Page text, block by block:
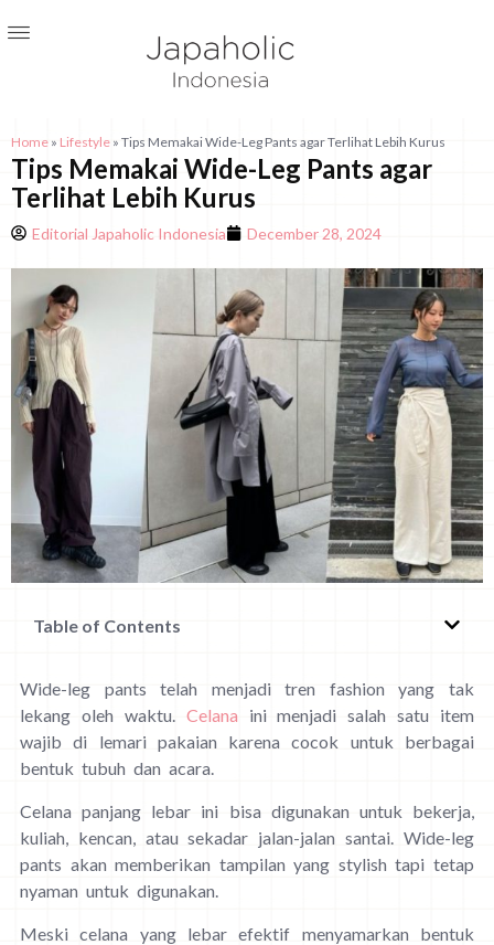
Home » Lifestyle » Tips Memakai Wide-Leg Pants agar Terlihat Lebih Kurus
Tips Memakai Wide-Leg Pants agar
Terlihat Lebih Kurus
Editorial Japaholic Indonesia December 28, 2024
Table of Contents
Wide-leg pants telah menjadi tren fashion yang tak
lekang oleh waktu. Celana ini menjadi salah satu item
wajib di lemari pakaian karena cocok untuk berbagai
bentuk tubuh dan acara.
Celana panjang lebar ini bisa digunakan untuk bekerja,
kuliah, kencan, atau sekadar jalan-jalan santai. Wide-leg
pants akan memberikan tampilan yang stylish tapi tetap
nyaman untuk digunakan.
Meski celana yang lebar efektif menyamarkan bentuk